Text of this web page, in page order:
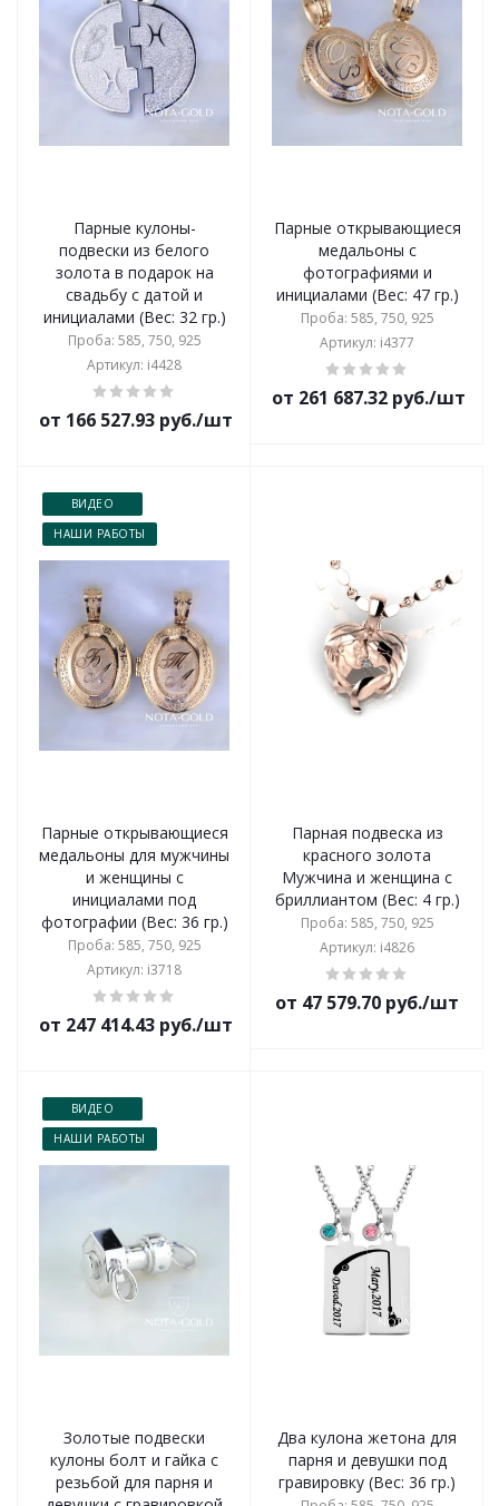
Парные кулоны-
подвески из белого
золота в подарок на
свадьбу с датой и
инициалами (Вес: 32 гр.)
Проба: 585, 750, 925
Артикул: i4428
от 166 527.93 руб./шт
Парные открывающиеся
медальоны с
фотографиями и
инициалами (Вес: 47 гр.)
Проба: 585, 750, 925
Артикул: i4377
от 261 687.32 руб./шт
ВИДЕО
НАШИ РАБОТЫ
Парные открывающиеся
медальоны для мужчины
и женщины с
инициалами под
фотографии (Вес: 36 гр.)
Проба: 585, 750, 925
Артикул: i3718
от 247 414.43 руб./шт
Парная подвеска из
красного золота
Мужчина и женщина с
бриллиантом (Вес: 4 гр.)
Проба: 585, 750, 925
Артикул: i4826
от 47 579.70 руб./шт
ВИДЕО
НАШИ РАБОТЫ
Золотые подвески
кулоны болт и гайка с
резьбой для парня и
Два кулона жетона для
парня и девушки под
гравировку (Вес: 36 гр.)